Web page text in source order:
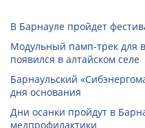
В Барнауле пройдет
Модульный памп-трек для
появился в алтайском селе
Барнаульский
дня основания
Дни осанки пройдут в
медпрофилактики